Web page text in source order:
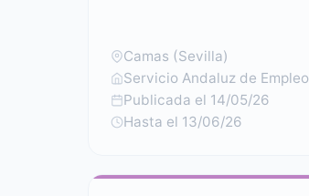
Camas (Sevilla)
Servicio Andaluz de Empleo
Publicada el 14/05/26
Hasta el 13/06/26